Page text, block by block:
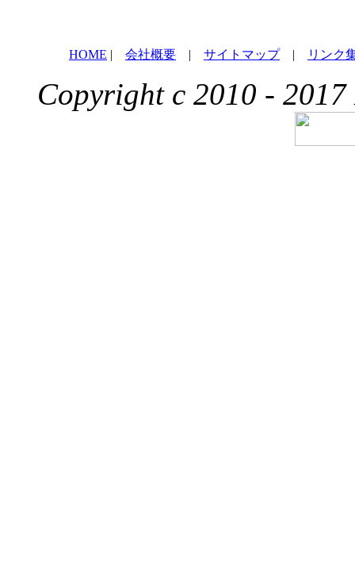
HOME | 会社概要 | サイトマップ| リンク
Copyright c 2010 - 2017